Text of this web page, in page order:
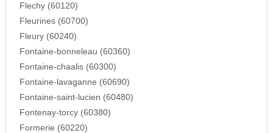
Flechy (60120)
Fleurines (60700)
Fleury (60240)
Fontaine-bonneleau (60360)
Fontaine-chaalis (60300)
Fontaine-lavaganne (60690)
Fontaine-saint-lucien (60480)
Fontenay-torcy (60380)
Formerie (60220)